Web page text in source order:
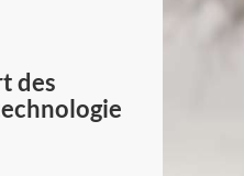
des